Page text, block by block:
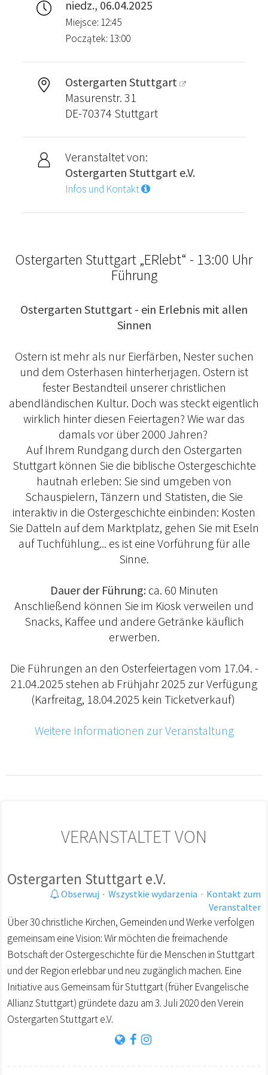
niedz., 06.04.2025
Miejsce: 12:45
Początek: 13:00
Ostergarten Stuttgart
Masurenstr. 31
DE-70374 Stuttgart
Veranstaltet von:
Ostergarten Stuttgart e.V.
Infos und Kontakt
Ostergarten Stuttgart „ERlebt“ - 13:00 Uhr
Führung
Ostergarten Stuttgart - ein Erlebnis mit allen
Sinnen
Ostern ist mehr als nur Eierfärben, Nester suchen
und dem Osterhasen hinterherjagen. Ostern ist
fester Bestandteil unserer christlichen
abendländischen Kultur. Doch was steckt eigentlich
wirklich hinter diesen Feiertagen? Wie war das
damals vor über 2000 Jahren?
Auf Ihrem Rundgang durch den Ostergarten
Stuttgart können Sie die biblische Ostergeschichte
hautnah erleben: Sie sind umgeben von
Schauspielern, Tänzern und Statisten, die Sie
interaktiv in die Ostergeschichte einbinden: Kosten
Sie Datteln auf dem Marktplatz, gehen Sie mit Eseln
auf Tuchfühlung... es ist eine Vorführung für alle
Sinne.
Dauer der Führung:ca. 60 Minuten
Anschließend können Sie im Kiosk verweilen und
Snacks, Kaffee und andere Getränke käuflich
erwerben.
Die Führungen an den Osterfeiertagen vom 17.04. -
21.04.2025 stehen ab Frühjahr 2025 zur Verfügung
(Karfreitag, 18.04.2025 kein Ticketverkauf)
Weitere Informationen zur Veranstaltung
VERANSTALTET VON
Ostergarten Stuttgart e.V.
Obserwuj · Wszystkie wydarzenia · Kontakt zum
Veranstalter
Über 30 christliche Kirchen, Gemeinden und Werke verfolgen
gemeinsam eine Vision: Wir möchten die freimachende
Botschaft der Ostergeschichte für die Menschen in Stuttgart
und der Region erlebbar und neu zugänglich machen. Eine
Initiative aus Gemeinsam für Stuttgart (früher Evangelische
Allianz Stuttgart) gründete dazu am 3. Juli 2020 den Verein
Ostergarten Stuttgart e.V.